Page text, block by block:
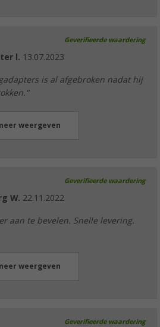
Geverifieerde waardering
l. 13.07.2023
is al afgebroken nadat hij
weergeven
Geverifieerde waardering
W. 22.11.2022
aan te bevelen. Snelle levering.
weergeven
Geverifieerde waardering